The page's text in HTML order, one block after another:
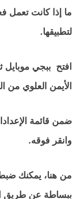
ما إذا كانت تعمل
لتطبيقها.
افتح ببجي موبايل
الأيمن العلوي من
ضمن قائمة
وانقر فوقه.
من هنا، يمكنك ضبط
ببساطة عن طريق